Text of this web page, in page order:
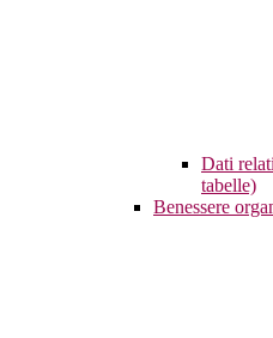
Dati
tabelle)
Benessere